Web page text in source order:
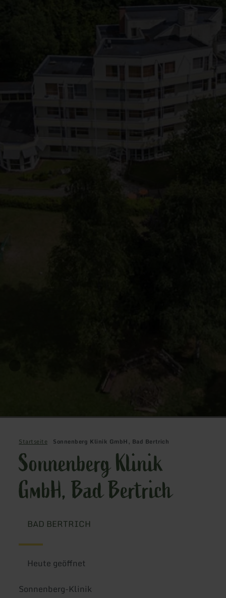
Startseite Sonnenberg Klinik GmbH, Bad Bertrich
Sonnenberg Klinik
GmbH, Bad Bertrich
BAD BERTRICH
Heute geöffnet
Sonnenberg-Klinik